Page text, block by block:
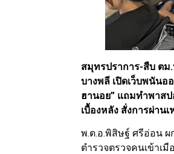
สมุทรปราการ-สืบ ตม
บางพลี เปิดเว็บพนันอ
ฮานอย” แถมทำพาส
เบื้องหลัง สั่งการผ่าน
พ.ต.อ.พิสิษฐ์ ศรีอ่อน ผ
ตำรวจตรวจคนเข้าเ